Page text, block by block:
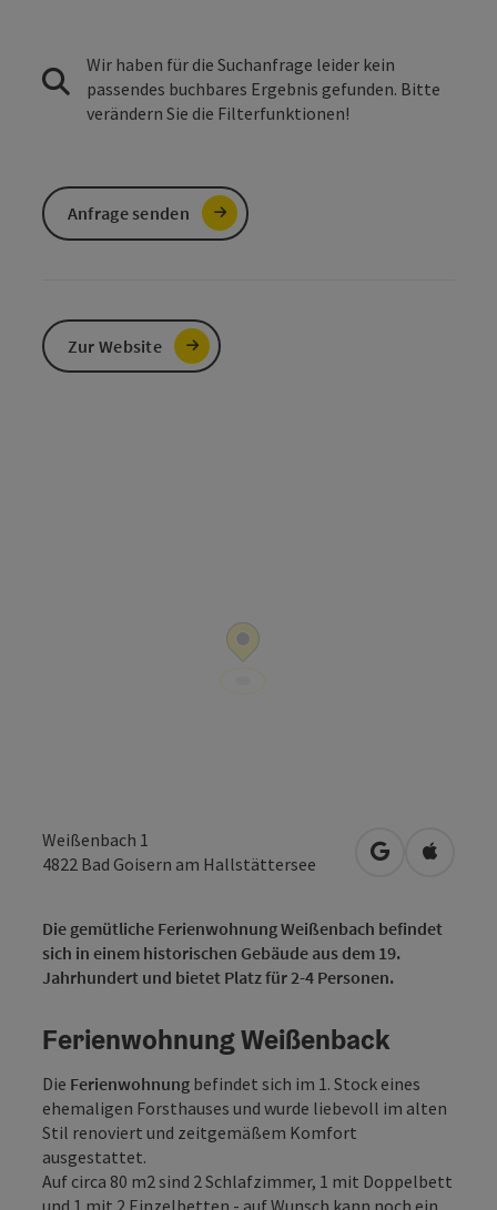
Weißenbach 1
4822 Bad Goisern am Hallstättersee in Google
in
Die gemütliche Ferienwohnung Weißenbach befindet
sich in einem historischen Gebäude aus dem 19.
Jahrhundert und bietet Platz für 2-4 Personen.
Ferienwohnung Weißenback
Die Ferienwohnung befindet sich im 1. Stock eines
ehemaligen Forsthauses und wurde liebevoll im alten
Stil renoviert und zeitgemäßem Komfort
ausgestattet.
Auf circa 80 m2 sind 2 Schlafzimmer, 1 mit Doppelbett
und 1 mit 2 Einzelbetten - auf Wunsch kann noch ein
Wir haben für die Suchanfrage leider kein
passendes buchbares Ergebnis gefunden. Bitte
verändern Sie die Filterfunktionen!
Anfrage senden
Zur Website